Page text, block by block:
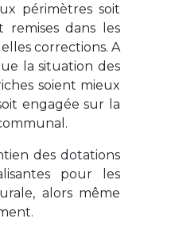
périmètres soit
remises dans les
corrections. A
la situation des
soient mieux
engagée sur la
des dotations
pour les
alors même